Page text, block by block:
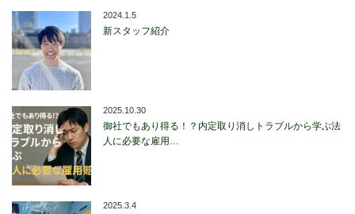
2024.1.5
新スタッフ紹介
2025.10.30
御社でもあり得る！？内定取り消しトラブルから学ぶ法
人に必要な雇用…
2025.3.4